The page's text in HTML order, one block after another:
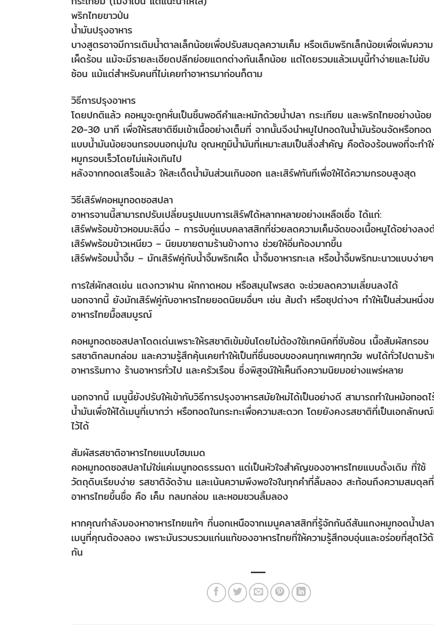
พริกไทยขาวป่น
น้ำมันปรุงอาหาร
บางสูตรอาจมีการเติมน้ำตาลเล็กน้อยเพื่อปรับสมดุลความเค็ม หรือเติมพริกเล็กน้อยเพื่อเพิ่มความ
เผ็ดร้อน แม้จะมีรายละเอียดปลีกย่อยแตกต่างกันเล็กน้อย แต่โดยรวมแล้วเมนูนี้ทำง่ายและไม่ซับ
ซ้อน แม้แต่สำหรับคนที่ไม่เคยทำอาหารมาก่อนก็ตาม
วิธีการปรุงอาหาร
โดยปกติแล้ว คอหมูจะถูกหั่นเป็นชิ้นพอดีคำและหมักด้วยน้ำปลา กระเทียม และพริกไทยอย่างน้อย
20-30 นาที เพื่อให้รสชาติซึมเข้าเนื้ออย่างเต็มที่ จากนั้นจึงนำหมูไปทอดในน้ำมันร้อนจัดหรือทอด
แบบน้ำมันน้อยจนกรอบนอกนุ่มใน อุณหภูมิน้ำมันที่เหมาะสมเป็นสิ่งสำคัญ คือต้องร้อนพอที่จะทำใ
หมูกรอบเร็วโดยไม่แห้งเกินไป
หลังจากทอดเสร็จแล้ว ให้สะเด็ดน้ำมันส่วนเกินออก และเสิร์ฟทันทีเพื่อให้ได้ความกรอบสูงสุด
วิธีเสิร์ฟคอหมูทอดซอสปลา
อาหารจานนี้สามารถปรับเปลี่ยนรูปแบบการเสิร์ฟได้หลากหลายอย่างเหลือเชื่อ ได้แก่:
เสิร์ฟพร้อมข้าวหอมมะลินึ่ง – การจับคู่แบบคลาสสิกที่ช่วยลดความเค็มจัดของเนื้อหมูได้อย่างลง
เสิร์ฟพร้อมข้าวเหนียว – นิยมขายตามร้านข้างทาง ช่วยให้อิ่มท้องมากขึ้น
เสิร์ฟพร้อมน้ำจิ้ม – มักเสิร์ฟคู่กับน้ำจิ้มพริกเผ็ด น้ำจิ้มอาหารทะเล หรือน้ำจิ้มพริกมะนาวแบบง่ายๆ
การใส่ผักสดเช่น แตงกวาฝาน ผักกาดหอม หรือสมุนไพรสด จะช่วยลดความเลี่ยนลงได้
นอกจากนี้ ยังมักเสิร์ฟคู่กับอาหารไทยยอดนิยมอื่นๆ เช่น ส้มตำ หรือซุปต่างๆ ทำให้เป็นส่วนหนึ่ง
อาหารไทยมื้อสมบูรณ์
คอหมูทอดซอสปลาโดดเด่นเพราะให้รสชาติเข้มข้นโดยไม่ต้องใช้เทคนิคที่ซับซ้อน เนื้อสัมผัสกรอบ
รสชาติกลมกล่อม และความรู้สึกคุ้นเคยทำให้เป็นที่ชื่นชอบของคนทุกเพศทุกวัย พบได้ทั่วไปตามร้
อาหารริมทาง ร้านอาหารทั่วไป และครัวเรือน ซึ่งพิสูจน์ให้เห็นถึงความนิยมอย่างแพร่หลาย
นอกจากนี้ เมนูนี้ยังปรับให้เข้ากับวิธีการปรุงอาหารสมัยใหม่ได้เป็นอย่างดี สามารถทำในหม้อทอดไ
น้ำมันเพื่อให้ได้เมนูที่เบากว่า หรือทอดในกระทะเพื่อความสะดวก โดยยังคงรสชาติที่เป็นเอกลักษณ์
ไว้ได้
สัมผัสรสชาติอาหารไทยแบบโฮมเมด
คอหมูทอดซอสปลาไม่ใช่แค่เมนูทอดธรรมดา แต่เป็นหัวใจสำคัญของอาหารไทยแบบดั้งเดิม ที่ใช้
วัตถุดิบเรียบง่าย รสชาติจัดจ้าน และเน้นความพึงพอใจในทุกคำที่ลิ้มลอง สะท้อนถึงความสมดุลที่
อาหารไทยขึ้นชื่อ คือ เค็ม กลมกล่อม และหอมชวนลิ้มลอง
หากคุณกำลังมองหาอาหารไทยแท้ๆ ที่นอกเหนือจากเมนูคลาสสิกที่รู้จักกันดีสันแกงหมูทอดน้ำปล
เมนูที่คุณต้องลอง เพราะมันรวบรวมแก่นแท้ของอาหารไทยที่ให้ความรู้สึกอบอุ่นและอร่อยที่สุดไว้
กัน